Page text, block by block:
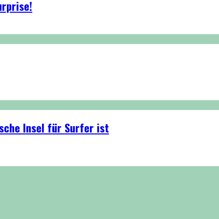
Insel für Surfer ist